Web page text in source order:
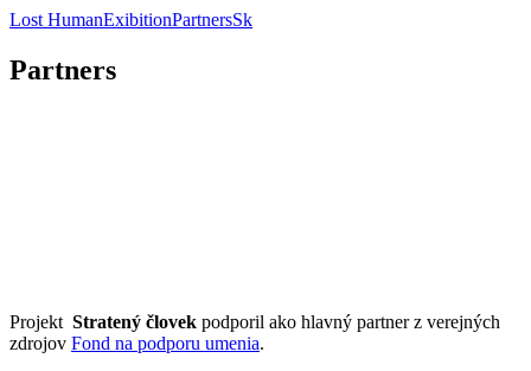
Lost HumanExibitionPartnersSk
Partners
Projekt Stratený človek podporil ako hlavný partner z verejných
zdrojov Fond na podporu umenia.